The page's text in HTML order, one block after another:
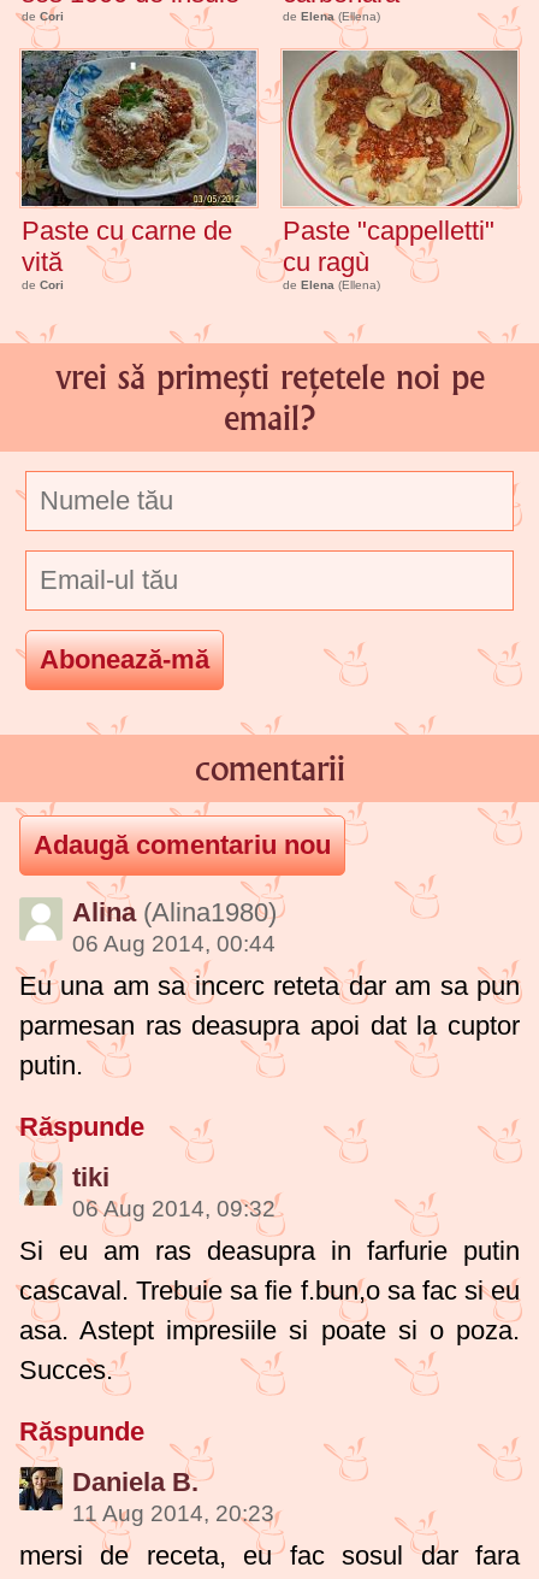
de Cori de Elena (Ellena)
Paste cu carne de
vită
de Cori
Paste "cappelletti"
cu ragù
de Elena (Ellena)
vrei să primești rețetele noi pe
email?
comentarii
Alina (Alina1980)
06 Aug 2014, 00:44
Eu una am sa incerc reteta dar am sa pun
parmesan ras deasupra apoi dat la cuptor
putin.
Răspunde
tiki
06 Aug 2014, 09:32
Si eu am ras deasupra in farfurie putin
cascaval. Trebuie sa fie f.bun,o sa fac si eu
asa. Astept impresiile si poate si o poza.
Succes.
Răspunde
Daniela B.
11 Aug 2014, 20:23
mersi de receta, eu fac sosul dar fara